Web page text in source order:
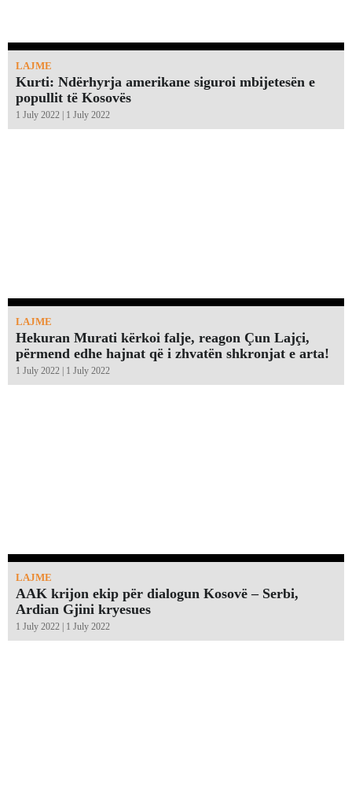
LAJME
Kurti: Ndërhyrja amerikane siguroi mbijetesën e
popullit të Kosovës
1 July 2022 | 1 July 2022
LAJME
Hekuran Murati kërkoi falje, reagon Çun Lajçi,
përmend edhe hajnat që i zhvatën shkronjat e arta!￼
1 July 2022 | 1 July 2022
LAJME
AAK krijon ekip për dialogun Kosovë – Serbi,
Ardian Gjini kryesues
1 July 2022 | 1 July 2022